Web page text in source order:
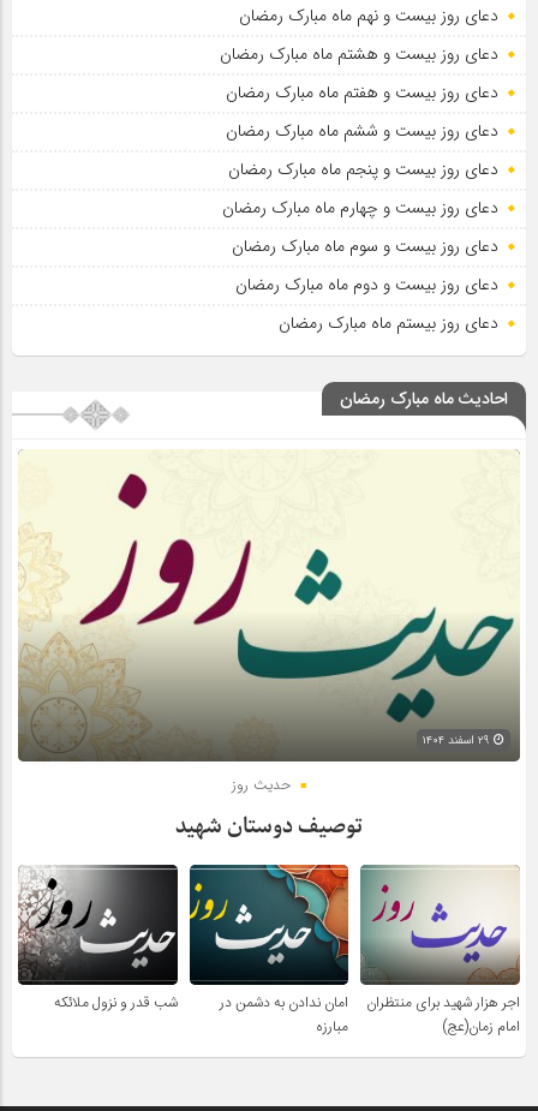
دعای روز بیست و نهم ماه مبارک رمضان
دعای روز بیست و هشتم ماه مبارک رمضان
دعای روز بیست و هفتم ماه مبارک رمضان
دعای روز بیست و ششم ماه مبارک رمضان
دعای روز بیست و پنجم ماه مبارک رمضان
دعای روز بیست و چهارم ماه مبارک رمضان
دعای روز بیست و سوم ماه مبارک رمضان
دعای روز بیست و دوم ماه مبارک رمضان
دعای روز بیستم ماه مبارک رمضان
احادیث ماه مبارک رمضان
حدیث روز
توصیف دوستان شهید
اجر هزار شهید برای منتظران
امام زمان(عج)
امان ندادن به دشمن در
مبارزه
شب قدر و نزول ملائکه